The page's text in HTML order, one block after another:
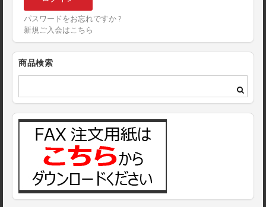
パスワードをお忘れですか ?
新規ご入会はこちら
商品検索